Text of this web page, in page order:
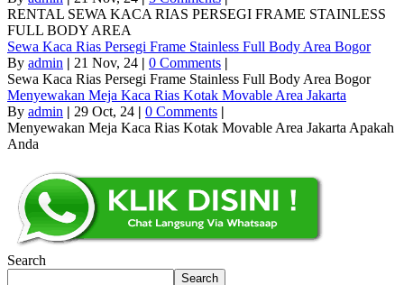
RENTAL SEWA KACA RIAS PERSEGI FRAME STAINLESS
FULL BODY AREA
Sewa Kaca Rias Persegi Frame Stainless Full Body Area Bogor
By admin | 21 Nov, 24 | 0 Comments |
Sewa Kaca Rias Persegi Frame Stainless Full Body Area Bogor
Menyewakan Meja Kaca Rias Kotak Movable Area Jakarta
By admin | 29 Oct, 24 | 0 Comments |
Menyewakan Meja Kaca Rias Kotak Movable Area Jakarta Apakah
Anda
Search
Search